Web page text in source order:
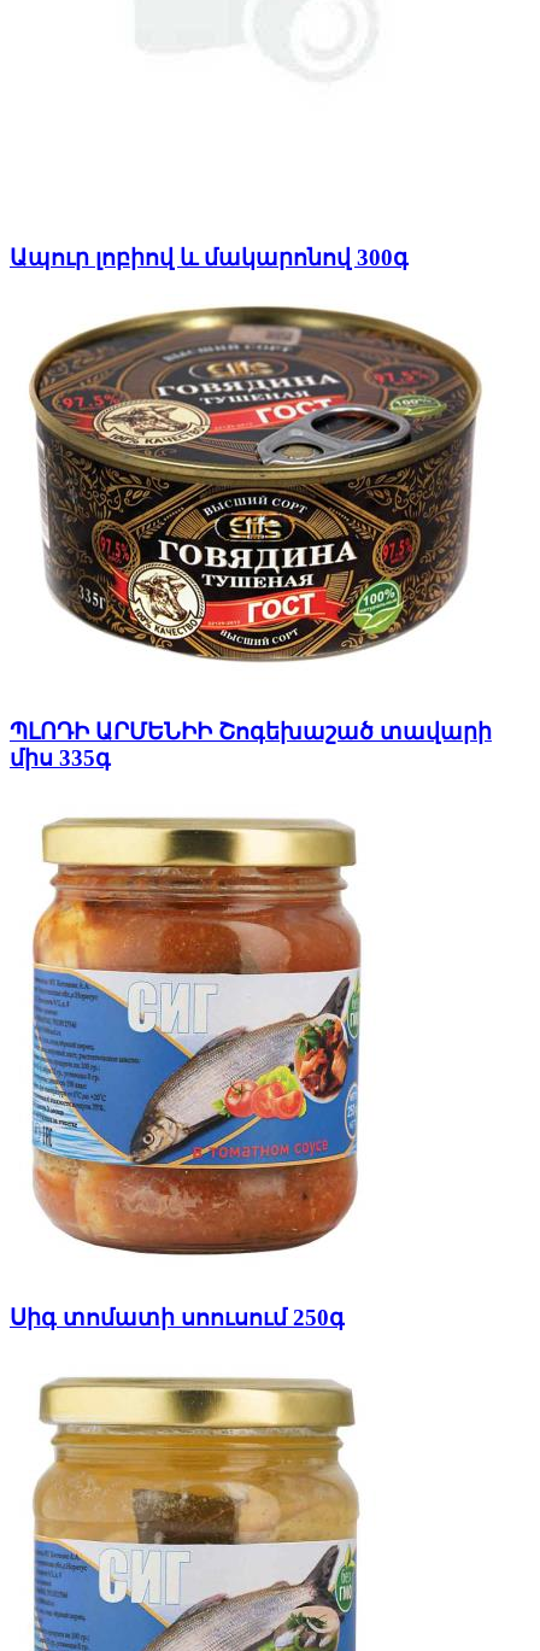
Ապուր լոբիով և մակարոնով 300գ
ՊԼՈԴԻ ԱՐՄԵՆԻԻ Շոգեխաշած տավարի
միս 335գ
Սիգ տոմատի սոուսում 250գ